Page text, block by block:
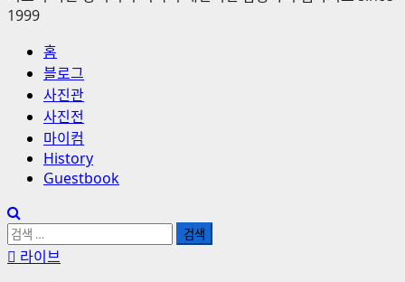
1999
홈
블로그
사진관
사진전
마이컴
History
Guestbook
검
색:라이브